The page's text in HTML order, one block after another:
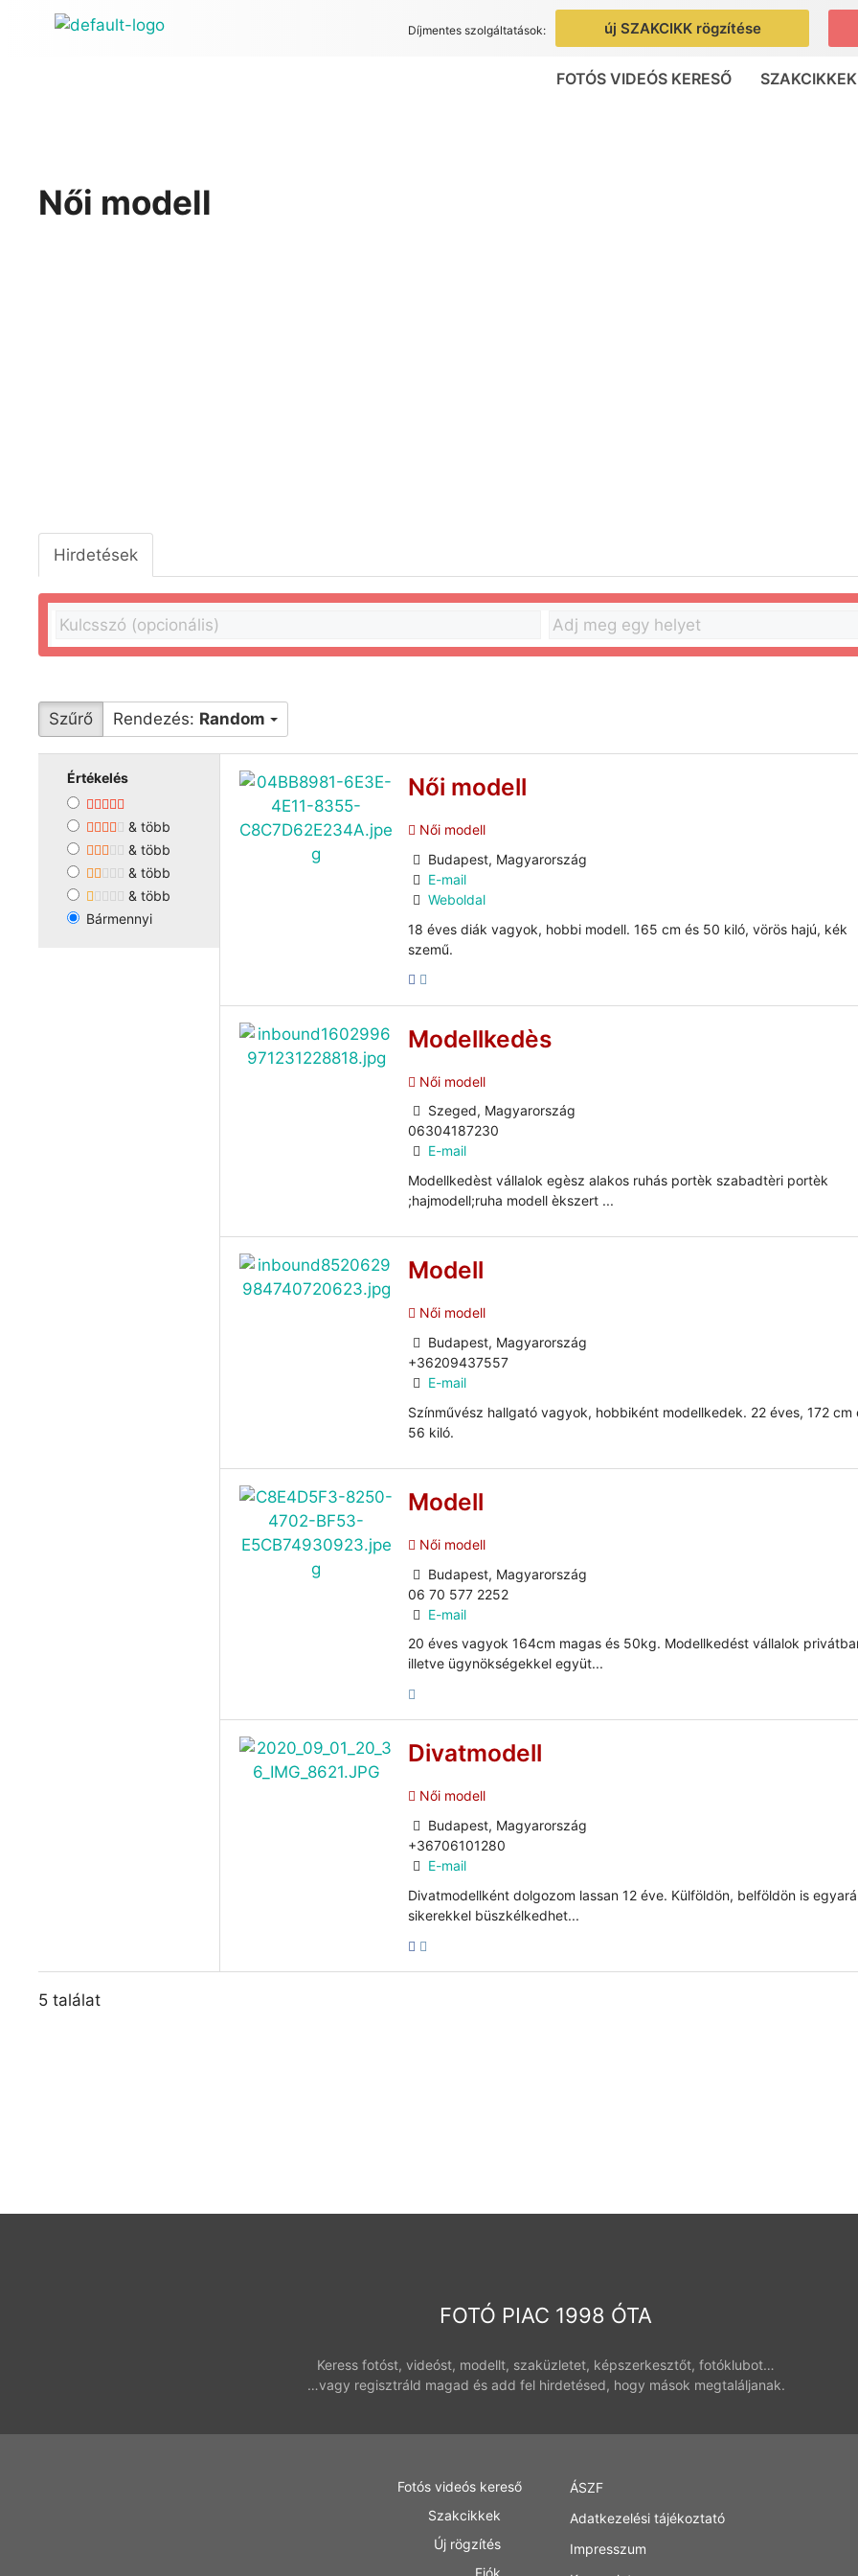
Díjmentes szolgáltatások: új SZAKCIKK rögzítése
FOTÓS VIDEÓS KERESŐ SZAKCIKKEK
Női modell
Hirdetések
Szűrő Rendezés: Random
Értékelés
& több
& több
& több
& több
Bármennyi
Női modell
Női modell
Budapest, Magyarország
E-mail
Weboldal
18 éves diák vagyok, hobbi modell. 165 cm és 50 kiló, vörös hajú, kék
szemű.
Modellkedès
Női modell
Szeged, Magyarország
06304187230
E-mail
Modellkedèst vállalok egèsz alakos ruhás portèk szabadtèri portèk
;hajmodell;ruha modell èkszert ...
Modell
Női modell
Budapest, Magyarország
+36209437557
E-mail
Színművész hallgató vagyok, hobbiként modellkedek. 22 éves, 172 cm
56 kiló.
Modell
Női modell
Budapest, Magyarország
06 70 577 2252
E-mail
20 éves vagyok 164cm magas és 50kg. Modellkedést vállalok
illetve ügynökségekkel együt...
Divatmodell
Női modell
Budapest, Magyarország
+36706101280
E-mail
Divatmodellként dolgozom lassan 12 éve. Külföldön, belföldön is
sikerekkel büszkélkedhet...
5 találat
FOTÓ PIAC 1998 ÓTA
Keress fotóst, videóst, modellt, szaküzletet, képszerkesztőt, fotóklubot…
…vagy regisztráld magad és add fel hirdetésed, hogy mások megtaláljanak.
Fotós videós kereső
Szakcikkek
Új rögzítés
Fiók
ÁSZF
Adatkezelési tájékoztató
Impresszum